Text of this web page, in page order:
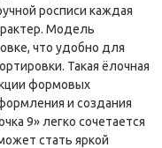
росписи каждая
Модель
что удобно для
Такая ёлочная
формовых
и создания
9» легко сочетается
стать яркой